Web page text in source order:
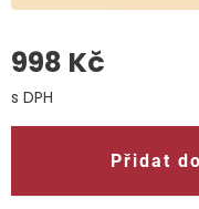
998 Kč
Přidat